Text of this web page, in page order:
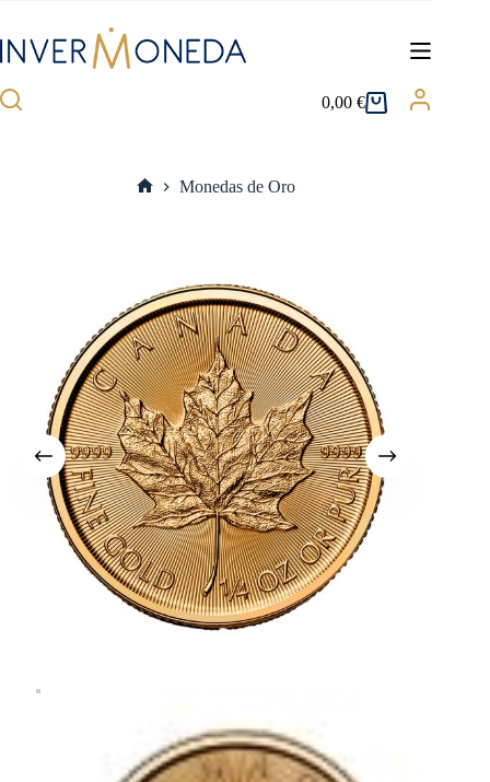
contenido
Carro
0,00€
Monedas de Oro